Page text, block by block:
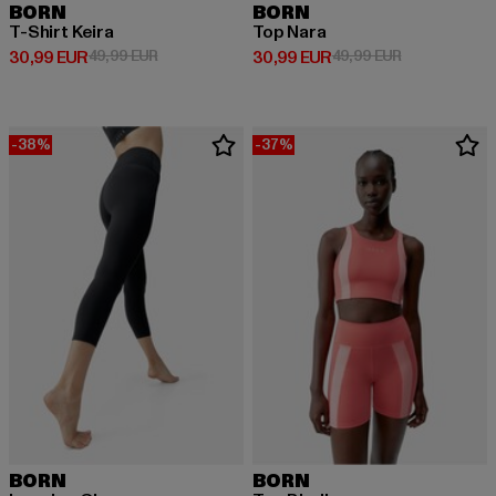
BORN
T-Shirt Keira
30,99 EUR
Derzeitiger Preis: 30,99 EUR
49,99 EURAktionspreis: 49,99 EUR
BORN
Top Nara
30,99 EUR
Derzeitiger Preis: 30,99 EUR
49,99 EURAktionspreis:
-38%
BORN
-37%
BORN